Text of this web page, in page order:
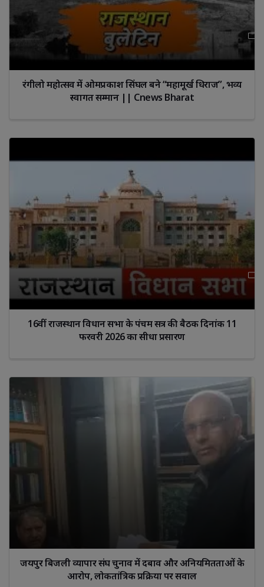
रंगीलो महोत्सव में ओमप्रकाश सिंघल बने “महामूर्ख धिराज”, भव्य
स्वागत सम्मान || Cnews Bharat
16वीं राजस्‍थान विधान सभा के पंचम सत्र की बैठक दिनांक 11
फरवरी 2026 का सीधा प्रसारण
जयपुर बिजली व्यापार संघ चुनाव में दबाव और अनियमितताओं के
आरोप, लोकतांत्रिक प्रक्रिया पर सवाल